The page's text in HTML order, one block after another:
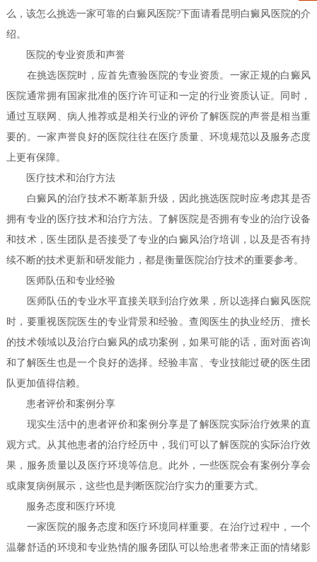
么，该怎么挑选一家可靠的白癜风医院?下面请看昆明白癜风医院的介
绍。
医院的专业资质和声誉
在挑选医院时，应首先查验医院的专业资质。一家正规的白癜风
医院通常拥有国家批准的医疗许可证和一定的行业资质认证。同时，
通过互联网、病人推荐或是相关行业的评价了解医院的声誉是相当重
要的。一家声誉良好的医院往往在医疗质量、环境规范以及服务态度
上更有保障。
医疗技术和治疗方法
白癜风的治疗技术不断革新升级，因此挑选医院时应考虑其是否
拥有专业的医疗技术和治疗方法。了解医院是否拥有专业的治疗设备
和技术，医生团队是否接受了专业的白癜风治疗培训，以及是否有持
续不断的技术更新和研发能力，都是衡量医院治疗技术的重要参考。
医师队伍和专业经验
医师队伍的专业水平直接关联到治疗效果，所以选择白癜风医院
时，要重视医院医生的专业背景和经验。查阅医生的执业经历、擅长
的技术领域以及治疗白癜风的成功案例，如果可能的话，面对面咨询
和了解医生也是一个良好的选择。经验丰富、专业技能过硬的医生团
队更加值得信赖。
患者评价和案例分享
现实生活中的患者评价和案例分享是了解医院实际治疗效果的直
观方式。从其他患者的治疗经历中，我们可以了解医院的实际治疗效
果，服务质量以及医疗环境等信息。此外，一些医院会有案例分享会
或康复病例展示，这些也是判断医院治疗实力的重要方式。
服务态度和医疗环境
一家医院的服务态度和医疗环境同样重要。在治疗过程中，一个
温馨舒适的环境和专业热情的服务团队可以给患者带来正面的情绪影